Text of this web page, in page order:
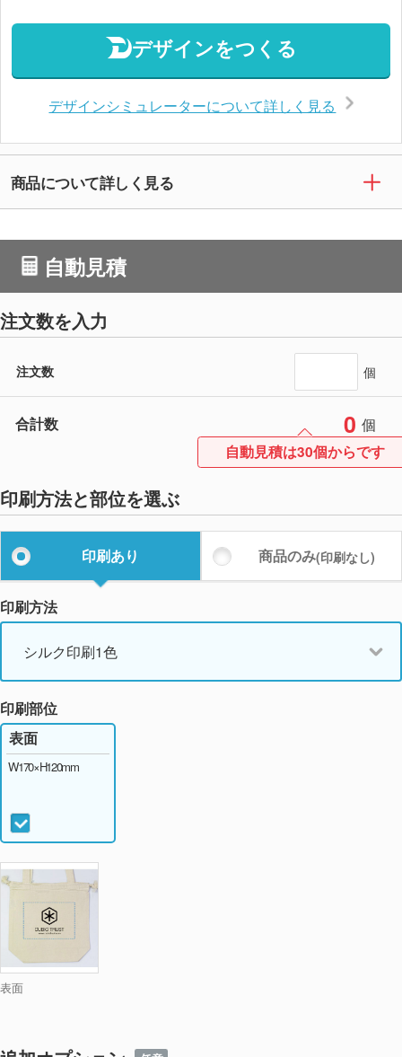
デザインをつくる
デザインシミュレーターについて詳しく見る
商品について詳しく見る
自動見積
注文数を入力
注文数 個
合計数 0 個
自動見積は30個からです
印刷方法と部位を選ぶ
印刷あり 商品のみ(印刷なし)
印刷方法
シルク印刷1色
印刷部位
表面
表面
W170×H120mm